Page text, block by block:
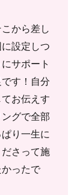
から差し
設定しつ
サポート
す！自分
お伝えす
グで全部
り一生に
さって施
ったで